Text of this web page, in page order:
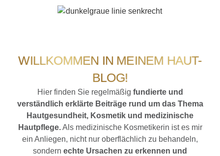
WILLKOMMEN IN MEINEM HAUT-
BLOG!
Hier finden Sie regelmäßig fundierte und
verständlich erklärte Beiträge rund um das Thema
Hautgesundheit, Kosmetik und medizinische
Hautpflege.Als medizinische Kosmetikerin ist es mir
ein Anliegen, nicht nur oberflächlich zu behandeln,
sondern echte Ursachen zu erkennen und